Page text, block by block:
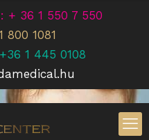
+ 36 1 550 7 550
800 1081
+36 1 445 0108